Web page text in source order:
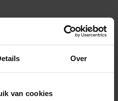
Over
van cookies
maar heb je